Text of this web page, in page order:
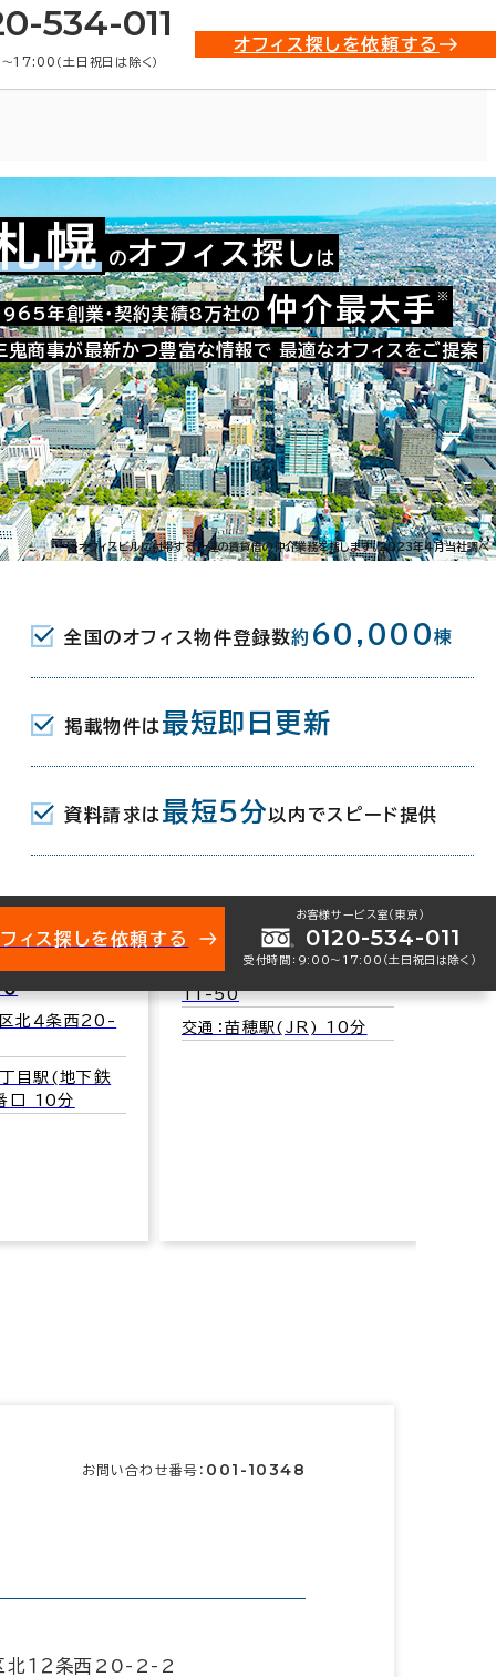
534-011
17:00（土日祝日は除く）
オフィス探しを依頼する
お問い合わせ番号： 001-10348
。
０
北４条西20-
丁目駅(地下鉄
口 10分
清水ビル
札幌市中央区北１条東9-
11-50
交通：苗穂駅(JR) 10分
社ビ
2-
お問い合わせ番号： 001-10348
北１２条西20-2-2
幌 のオフィス探し は
年創業・契約実績8万社の 仲介最大手 ※
鬼商事が最新かつ豊富な情報で 最適なオフィスをご提案
※オフィスビルに付帯する一連の賃貸借の仲介業務を指します。2023年4月当社調べ
全国のオフィス物件登録数約 60,000棟
掲載物件は 最短即日更新
資料請求は 最短5分 以内でスピード提供
ィス探しを依頼する
お客様サービス室（東京）
0120-534-011
受付時間：9:00〜17:00（土日祝日は除く）